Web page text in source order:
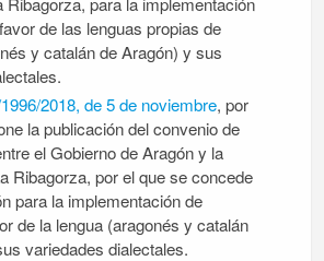
de las lenguas propias de
y catalán de Aragón) y sus
2018, de 5 de noviembre, por
la publicación del convenio de
el Gobierno de Aragón y la
Ribagorza, por el que se concede
para la implementación de
de la lengua (aragonés y catalán
variedades dialectales.